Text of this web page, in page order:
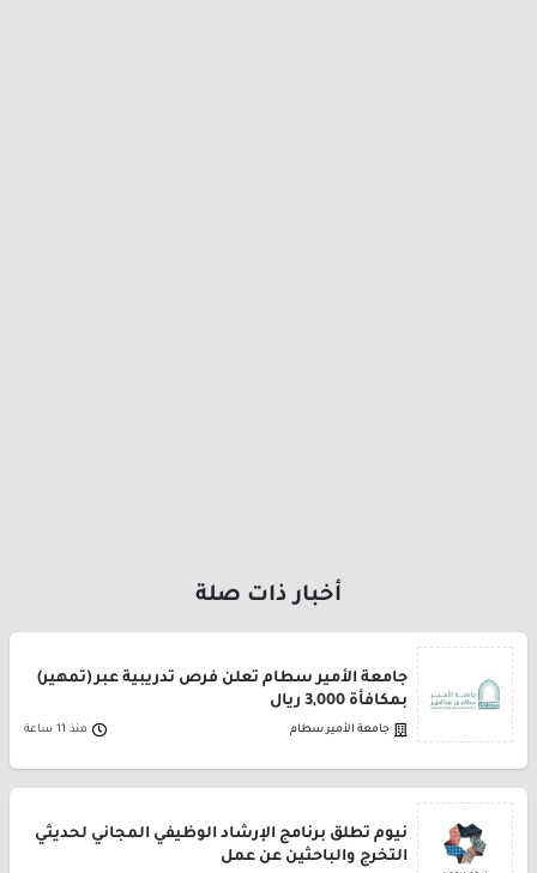
أخبار ذات صلة
جامعة الأمير سطام تعلن فرص تدريبية عبر (تمهير)
بمكافأة 3,000 ريال
جامعة الأمير سطام منذ 11 ساعة
نيوم تطلق برنامج الإرشاد الوظيفي المجاني لحديثي
التخرج والباحثين عن عمل